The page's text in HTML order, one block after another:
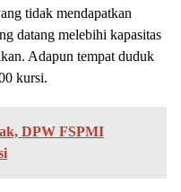
tidak mendapatkan
datang melebihi kapasitas
Adapun tempat duduk
kursi.
DPW FSPMI